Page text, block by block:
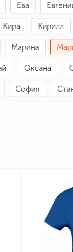
Ева
Кира Кирилл
Марина
Оксана
София